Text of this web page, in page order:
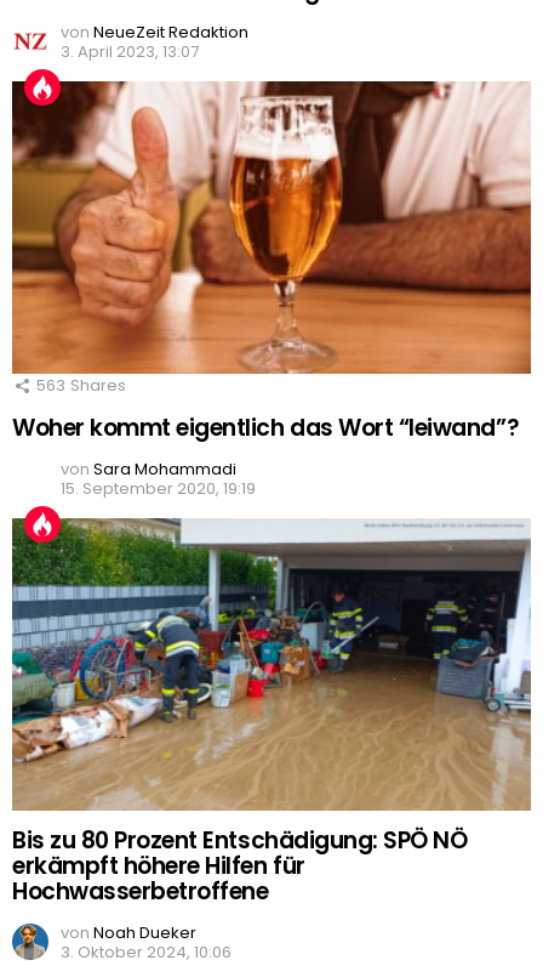
von NeueZeit Redaktion
3. April 2023, 13:07
563 Shares
Woher kommt eigentlich das Wort “leiwand”?
von Sara Mohammadi
15. September 2020, 19:19
Bis zu 80 Prozent Entschädigung: SPÖ NÖ
erkämpft höhere Hilfen für
Hochwasserbetroffene
von Noah Dueker
3. Oktober 2024, 10:06